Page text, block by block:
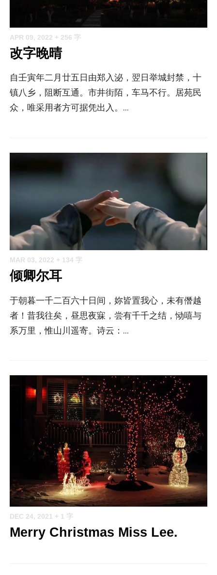
APR 09, 2022 + 256 字
改字晚晴
自壬寅年二月廿五日由郑入泌，翌日举城封禁，十
镇八乡，阻断互通。市井街陌，车马不行。居苑民
众，唯采用者方可据凭出入。...
MAR 03, 2022 + 134 字
倾卿尔耳
于朝暮一千二百六十日间，妳皆置我心，未有僭越
者！昔我往矣，昼思夜寐，尝有千千之结，恸嘻与
系万里，惟山川遥寄。诗云：...
DEC 24, 2021 + 1 字
Merry Christmas Miss Lee.